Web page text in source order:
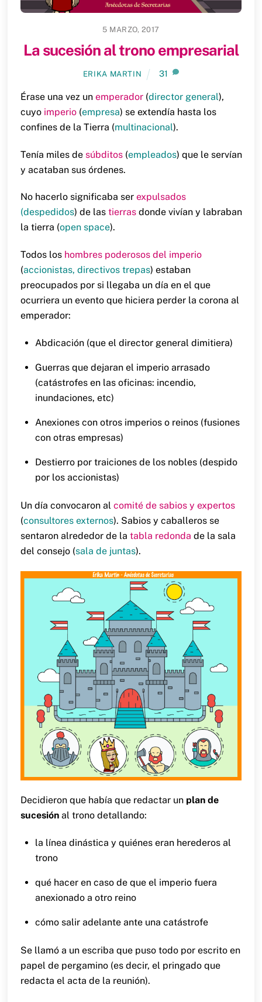
5 MARZO, 2017
La sucesión al trono empresarial
ERIKA MARTIN 31
Érase una vez un emperador(director general),
cuyo imperio (empresa) se extendía hasta los
confines de la Tierra (multinacional).
Tenía miles desúbditos(empleados) que le servían
y acataban sus órdenes.
No hacerlo significaba ser expulsados
(despedidos) de las tierrasdonde vivían y labraban
la tierra (open space).
Todos loshombres poderosos del imperio
(accionistas, directivos trepas) estaban
preocupados por si llegaba un día en el que
ocurriera un evento que hiciera perder la corona al
emperador:
Abdicación (que el director general dimitiera)
Guerras que dejaran el imperio arrasado
(catástrofes en las oficinas: incendio,
inundaciones, etc)
Anexiones con otros imperios o reinos (fusiones
con otras empresas)
Destierro por traiciones de los nobles (despido
por los accionistas)
Un día convocaron al comité de sabios y expertos
(consultores externos). Sabios y caballeros se
sentaron alrededor de la tabla redonda de la sala
del consejo (sala de juntas).
Decidieron que había que redactar un plan de
sucesiónal trono detallando:
la línea dinástica y quiénes eran herederos al
trono
qué hacer en caso de que el imperio fuera
anexionado a otro reino
cómo salir adelante ante una catástrofe
Se llamó a un escriba que puso todo por escrito en
papel de pergamino (es decir, el pringado que
redacta el acta de la reunión).